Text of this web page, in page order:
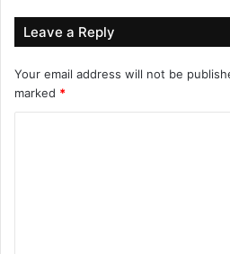
Leave a Reply
Your email address will not be
marked *